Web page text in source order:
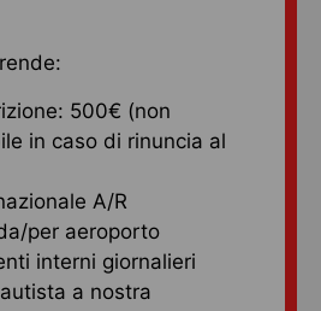
500€ (non
in caso di rinuncia al
A/R
per aeroporto
interni giornalieri
a nostra